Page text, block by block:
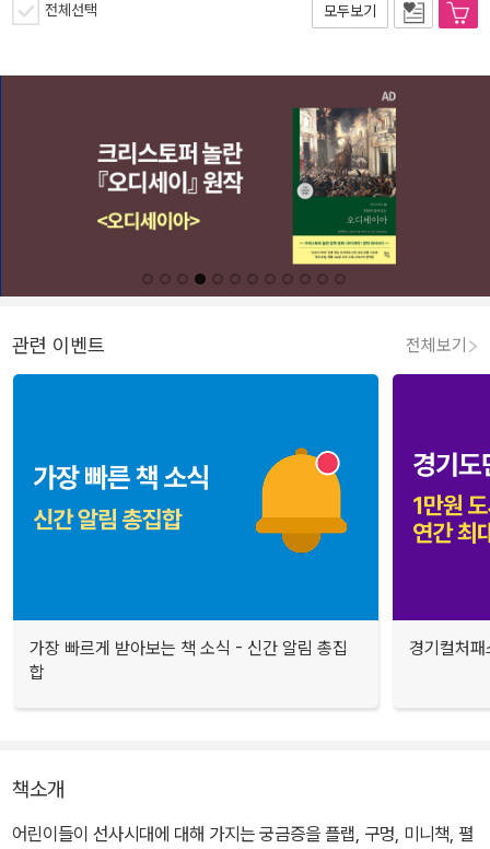
전체선택 모두보기
관련 이벤트 전체보기
가장 빠르게 받아보는 책 소식 - 신간 알림 총집
합
경기컬처
책소개
어린이들이 선사시대에 대해 가지는 궁금증을 플랩, 구멍, 미니책, 펼